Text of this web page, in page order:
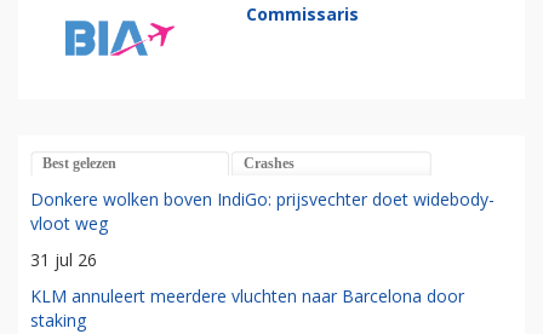
Commissaris
Best gelezen Crashes
Donkere wolken boven IndiGo: prijsvechter doet widebody-
vloot weg
31 jul 26
KLM annuleert meerdere vluchten naar Barcelona door
staking